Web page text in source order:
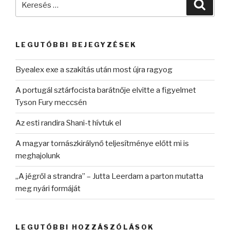
LEGUTÓBBI BEJEGYZÉSEK
Byealex exe a szakítás után most újra ragyog
A portugál sztárfocista barátnője elvitte a figyelmet
Tyson Fury meccsén
Az esti randira Shani-t hívtuk el
A magyar tornászkirálynő teljesítménye előtt mi is
meghajolunk
„A jégről a strandra” – Jutta Leerdam a parton mutatta
meg nyári formáját
LEGUTÓBBI HOZZÁSZÓLÁSOK